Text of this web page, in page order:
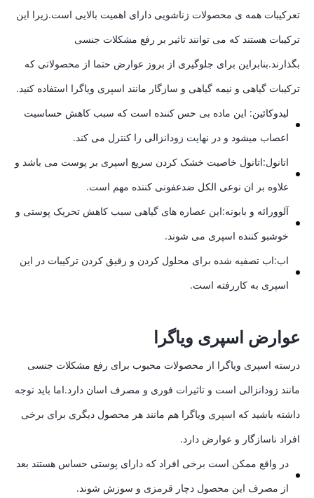
تعرکیبات همه ی محصولات زناشویی دارای اهمیت بالایی است.زیرا این
ترکیبات هستند که می توانند تاثیر بر رفع مشکلات جنسی
بگذارند.بنابراین برای جلوگیری از بروز عوارض حتما از محصولاتی که
ترکیبات گیاهی و نیمه گیاهی و سازگار مانند اسپری ویاگرا استفاده کنید.
لیدوکائین: این ماده بی حس کننده است که سبب کاهش حساسیت
اعصاب میشود و در نهایت زودانزالی را کنترل می کند.
اتانول:اتانول خاصیت خشک کردن سریع اسپری بر پوست می باشد و
علاوه بر ان نوعی الکل ضدعفونی کننده مهم است.
آلوورائه و بابونه:این عصاره های گیاهی سبب کاهش تحریک پوستی و
خوشبو کننده اسپری می شوند.
اب:اب تصفیه شده برای محلول کردن و رقیق کردن ترکیبات در این
اسپری به کاررفته است.
عوارض اسپری ویاگرا
درسته اسپری ویاگرا از محصولات محبوب برای رفع مشکلات جنسی
مانند زودانزالی است و تاثیرات فوری و مصرف اسان دارد.اما باید توجه
داشته باشید که اسپری ویاگرا هم مانند هر محصول دیگری برای برخی
افراد ناسازگار و عوارض دارد.
در واقع ممکن است برخی افراد که دارای پوستی حساس هستند بعد
از مصرف این محصول دچار قرمزی و سوزش شوند.